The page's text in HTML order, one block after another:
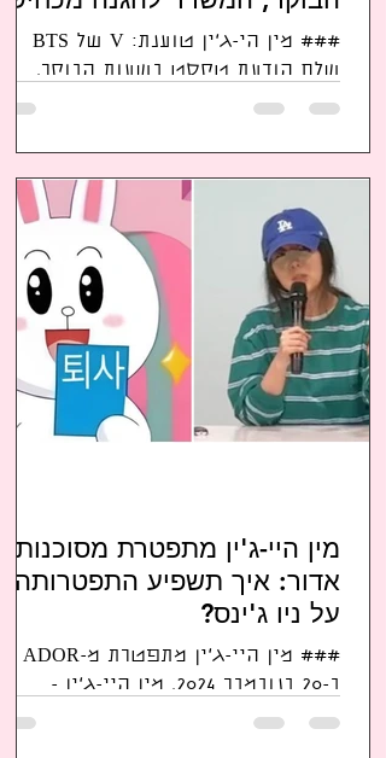
הקלות בשירות הצבאי
### מין הי-ג'ין טוענת: V של BTS
שלח הודעת טקסט בשעות הבוקר,
המשרד להגנה מכחיש הקלות בשירות
לאחרונה, המשרד להגנה...
מין היי-ג'ין מתפטרת מסוכנות
אדור: איך תשפיע התפטרותה
על ניו ג'ינס?
### מין היי-ג'ין מתפטרת מ-ADOR
ב-20 בנובמבר 2024, מין היי-ג'ין -
המפיקה המוזיקלית והמנהלת